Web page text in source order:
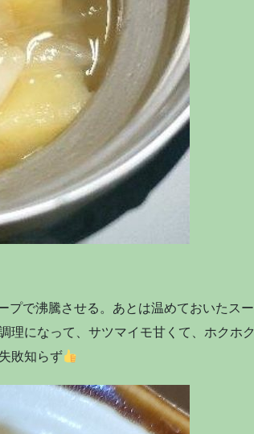
プで沸騰させる。あとは温めておいたスー
理になって、サツマイモ甘くて、ホクホク
敗知らず